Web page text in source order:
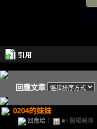
回應文章
0204的妹妹
回應給： ■♀醫楊曉萍